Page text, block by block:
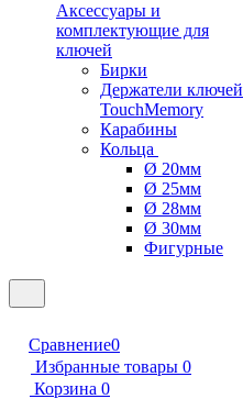
Аксессуары и
комплектующие для
ключей
Бирки
Держатели ключей
TouchMemory
Карабины
Кольца
Ø 20мм
Ø 25мм
Ø 28мм
Ø 30мм
Фигурные
Сравнение0
Избранные товары 0
Корзина 0